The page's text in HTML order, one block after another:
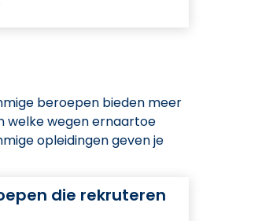
beroepen bieden meer
welke wegen ernaartoe
opleidingen geven je
die rekruteren